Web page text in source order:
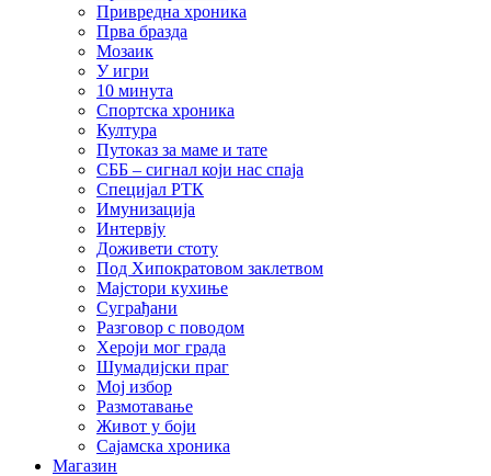
Привредна хроника
Прва бразда
Мозаик
У игри
10 минута
Спортска хроника
Култура
Путоказ за маме и тате
СББ – сигнал који нас спаја
Специјал РТК
Имунизација
Интервју
Доживети стоту
Под Хипократовом заклетвом
Мајстори кухиње
Суграђани
Разговор с поводом
Хероји мог града
Шумадијски праг
Мој избор
Размотавање
Живот у боји
Сајамска хроника
Магазин